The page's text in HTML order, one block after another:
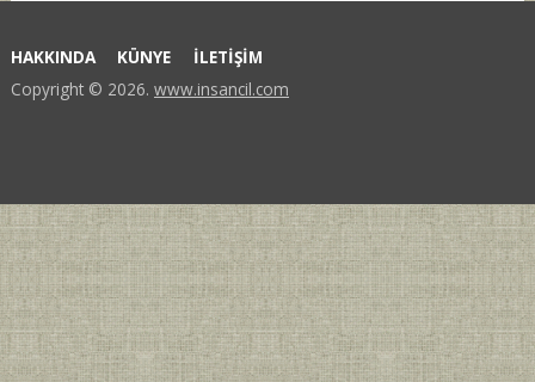
HAKKINDA KÜNYE
İLETİŞİM
Copyright © 2026. www.insancil.com